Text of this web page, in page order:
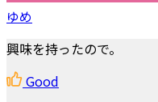
ゆめ
興味を持ったので。
Good